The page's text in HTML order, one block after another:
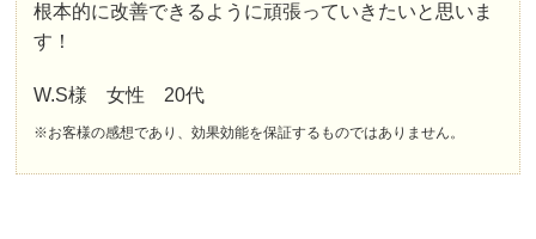
根本的に改善できるように頑張っていきたいと思いま
す！
W.S様 女性 20代
※お客様の感想であり、効果効能を保証するものではありません。